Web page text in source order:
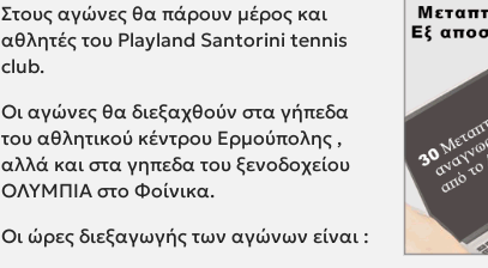
Στους αγώνες θα πάρουν μέρος και
αθλητές του Playland Santorini tennis
club.
Οι αγώνες θα διεξαχθούν στα γήπεδα
του αθλητικού κέντρου Ερμούπολης ,
αλλά και στα γηπεδα του ξενοδοχείου
ΟΛΥΜΠΙΑ στο Φοίνικα.
Οι ώρες διεξαγωγής των αγώνων είναι :